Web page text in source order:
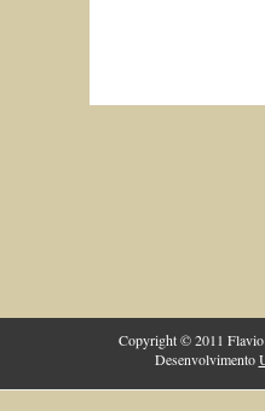
Copyright © 2011 Flavio
Desenvolvimento